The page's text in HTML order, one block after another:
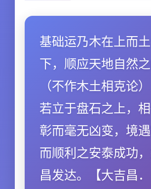
基础运乃木在上而
下，顺应天地自然
（不作木土相克论
若立于盘石之上，
彰而毫无凶变，境
而顺利之安泰成功
昌发达。【大吉昌